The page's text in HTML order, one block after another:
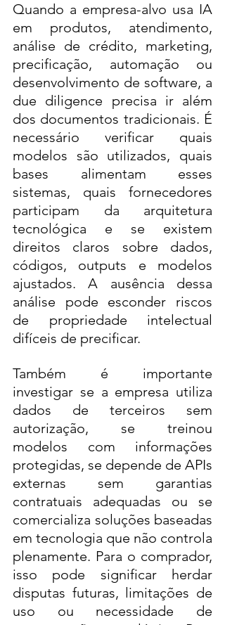
Quando a empresa-alvo usa IA
em produtos, atendimento,
análise de crédito, marketing,
precificação, automação ou
desenvolvimento de software, a
due diligence precisa ir além
dos documentos tradicionais. É
necessário verificar quais
modelos são utilizados, quais
bases alimentam esses
sistemas, quais fornecedores
participam da arquitetura
tecnológica e se existem
direitos claros sobre dados,
códigos, outputs e modelos
ajustados. A ausência dessa
análise pode esconder riscos
de propriedade intelectual
difíceis de precificar.
Também é importante
investigar se a empresa utiliza
dados de terceiros sem
autorização, se treinou
modelos com informações
protegidas, se depende de APIs
externas sem garantias
contratuais adequadas ou se
comercializa soluções baseadas
em tecnologia que não controla
plenamente. Para o comprador,
isso pode significar herdar
disputas futuras, limitações de
uso ou necessidade de